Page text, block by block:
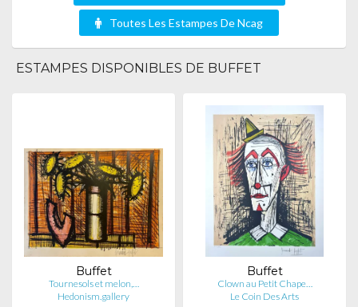
Toutes Les Estampes De Ncag
ESTAMPES DISPONIBLES DE BUFFET
Buffet
Tournesols et melon,…
Hedonism.gallery
Buffet
Clown au Petit Chape…
Le Coin Des Arts